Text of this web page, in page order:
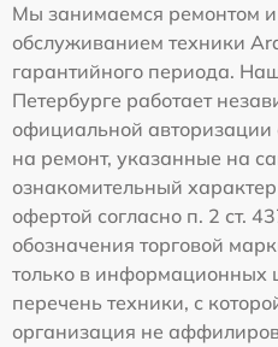
Мы занимаемся ремонтом и
обслуживанием техники
гарантийного периода.
Петербурге работает
официальной авторизации
на ремонт, указанные на
ознакомительный
офертой согласно п. 2 ст.
обозначения торговой
только в информационных
перечень техники, с
организация не